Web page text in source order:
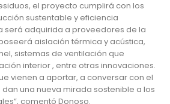
el proyecto cumplirá con los
sustentable y eficiencia
será adquirida a proveedores de la
aislación térmica y acústica,
sistemas de ventilación que
interior , entre otras innovaciones.
vienen a aportar, a conversar con el
una nueva mirada sostenible a los
comentó Donoso.